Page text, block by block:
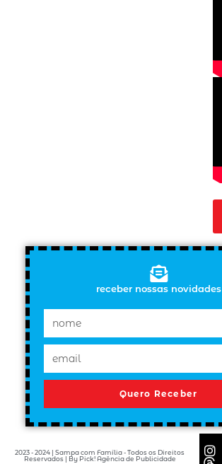
receber nossas novidades
Quero Receber
2023 - 2024 | Sampa com Família - Todos os Direitos
Reservados | By Pick! Agência de Publicidade